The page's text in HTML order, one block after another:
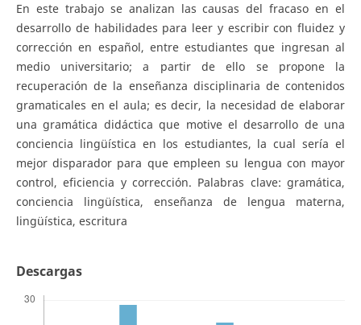
En este trabajo se analizan las causas del fracaso en el
desarrollo de habilidades para leer y escribir con fluidez y
corrección en español, entre estudiantes que ingresan al
medio universitario; a partir de ello se propone la
recuperación de la enseñanza disciplinaria de contenidos
gramaticales en el aula; es decir, la necesidad de elaborar
una gramática didáctica que motive el desarrollo de una
conciencia lingüística en los estudiantes, la cual sería el
mejor disparador para que empleen su lengua con mayor
control, eficiencia y corrección. Palabras clave: gramática,
conciencia lingüística, enseñanza de lengua materna,
lingüística, escritura
Descargas